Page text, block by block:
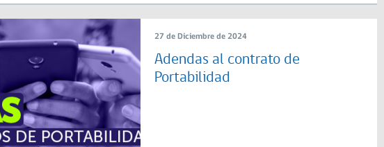
27 de Diciembre de 2024
Adendas al contrato de
Portabilidad